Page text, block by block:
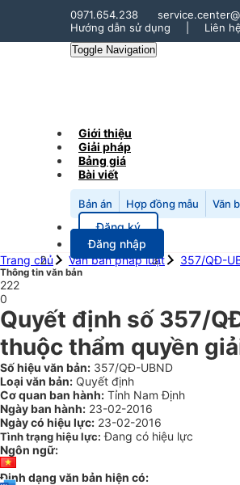
0971.654.238
Hướng dẫn sử dụng
Liên hệ
Toggle Navigation
Giới thiệu
Giải pháp
Bảng giá
Bài viết
Bản án Hợp đồng mẫu Văn
Đăng ký
Đăng nhập
Trang chủ
Văn bản pháp luật 357/QĐ-
Thông tin văn bản
222
0
Quyết định số 357/
thuộc thẩm quyền
Số hiệu văn bản: 357/QĐ-UBND
Loại văn bản: Quyết định
Cơ quan ban hành: Tỉnh Nam Định
Ngày ban hành: 23-02-2016
Ngày có hiệu lực: 23-02-2016
Tình trạng hiệu lực: Đang có hiệu lực
Ngôn ngữ:
Định dạng văn bản hiện có: